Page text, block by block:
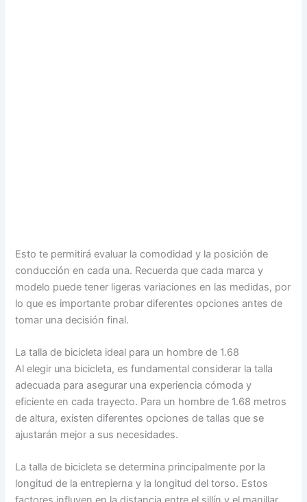
Esto te permitirá evaluar la comodidad y la posición de
conducción en cada una. Recuerda que cada marca y
modelo puede tener ligeras variaciones en las medidas, por
lo que es importante probar diferentes opciones antes de
tomar una decisión final.
La talla de bicicleta ideal para un hombre de 1.68
Al elegir una bicicleta, es fundamental considerar la talla
adecuada para asegurar una experiencia cómoda y
eficiente en cada trayecto. Para un hombre de 1.68 metros
de altura, existen diferentes opciones de tallas que se
ajustarán mejor a sus necesidades.
La talla de bicicleta se determina principalmente por la
longitud de la entrepierna y la longitud del torso. Estos